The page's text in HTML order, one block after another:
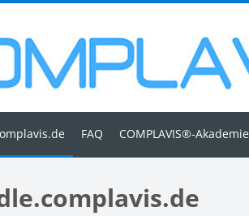
FAQ COMPLAVIS®-Akademie